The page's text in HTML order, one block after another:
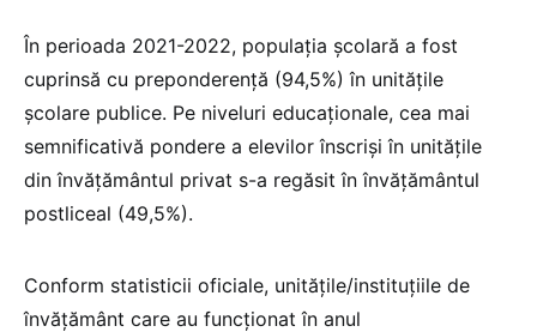
În perioada 2021-2022, populaţia şcolară a fost
cuprinsă cu preponderenţă (94,5%) în unităţile
şcolare publice. Pe niveluri educaţionale, cea mai
semnificativă pondere a elevilor înscrişi în unităţile
din învăţământul privat s-a regăsit în învăţământul
postliceal (49,5%).
Conform statisticii oficiale, unităţile/instituţiile de
învăţământ care au funcţionat în anul